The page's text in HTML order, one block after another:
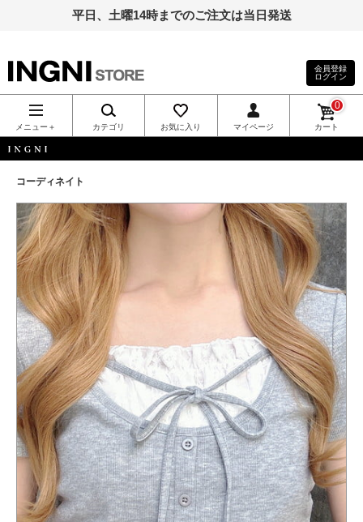
平日、土曜14時までのご注文は当日発送
INGNI（イン
グ）公式通
販｜INGNI
STORE
会員登録
ログイン
メニュー＋ カテゴリ お気に入り マイページ カート
0
コーディネイト